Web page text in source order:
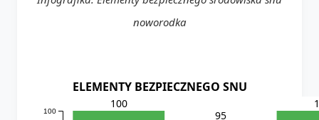
noworodka
ELEMENTY BEZPIECZNEGO SNU
100
100
95